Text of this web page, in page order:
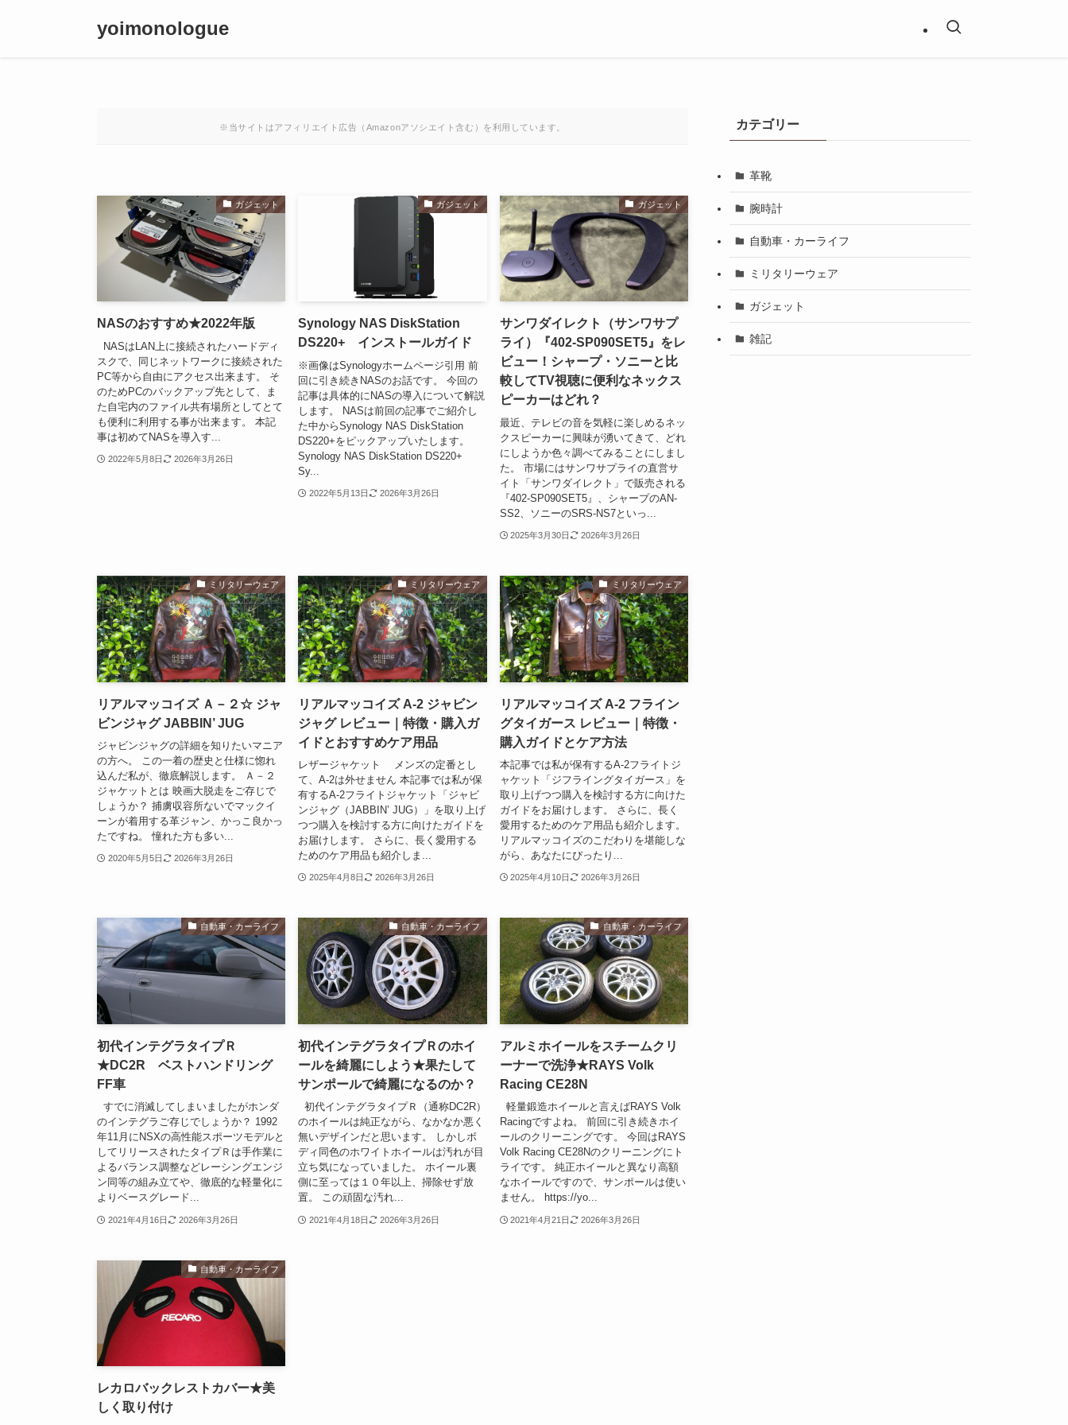
yoimonologue
※当サイトはアフィリエイト広告（Amazonアソシエイト含む）を利用しています。
ガジェット
NASのおすすめ★2022年版
NASはLAN上に接続されたハードディ
スクで、同じネットワークに接続された
PC等から自由にアクセス出来ます。 そ
のためPCのバックアップ先として、ま
た自宅内のファイル共有場所としてとて
も便利に利用する事が出来ます。 本記
事は初めてNASを導入す...
2022年5月8日 2026年3月26日
ガジェット
Synology NAS DiskStation
DS220+ インストールガイド
※画像はSynologyホームページ引用 前
回に引き続きNASのお話です。 今回の
記事は具体的にNASの導入について解説
します。 NASは前回の記事でご紹介し
た中からSynology NAS DiskStation
DS220+をピックアップいたします。
Synology NAS DiskStation DS220+
Sy...
2022年5月13日 2026年3月26日
ガジェット
サンワダイレクト（サンワサプ
ライ）『402-SP090SET5』をレ
ビュー！シャープ・ソニーと比
較してTV視聴に便利なネックス
ピーカーはどれ？
最近、テレビの音を気軽に楽しめるネッ
クスピーカーに興味が湧いてきて、どれ
にしようか色々調べてみることにしまし
た。 市場にはサンワサプライの直営サ
イト「サンワダイレクト」で販売される
『402-SP090SET5』、シャープのAN-
SS2、ソニーのSRS-NS7といっ...
2025年3月30日 2026年3月26日
ミリタリーウェア
リアルマッコイズ Ａ－２☆ ジャ
ビンジャグ JABBIN’ JUG
ジャビンジャグの詳細を知りたいマニア
の方へ。 この一着の歴史と仕様に惚れ
込んだ私が、徹底解説します。 Ａ－２
ジャケットとは 映画大脱走をご存じで
しょうか？ 捕虜収容所ないでマックイ
ーンが着用する革ジャン、かっこ良かっ
たですね。 憧れた方も多い...
2020年5月5日 2026年3月26日
ミリタリーウェア
リアルマッコイズ A-2 ジャビン
ジャグ レビュー｜特徴・購入ガ
イドとおすすめケア用品
レザージャケット メンズの定番とし
て、A-2は外せません 本記事では私が保
有するA-2フライトジャケット「ジャビ
ンジャグ（JABBIN’ JUG）」を取り上げ
つつ購入を検討する方に向けたガイドを
お届けします。 さらに、長く愛用する
ためのケア用品も紹介しま...
2025年4月8日 2026年3月26日
ミリタリーウェア
リアルマッコイズ A-2 フライン
グタイガース レビュー｜特徴・
購入ガイドとケア方法
本記事では私が保有するA-2フライトジ
ャケット「ジフライングタイガース」を
取り上げつつ購入を検討する方に向けた
ガイドをお届けします。 さらに、長く
愛用するためのケア用品も紹介します。
リアルマッコイズのこだわりを堪能しな
がら、あなたにぴったり...
2025年4月10日 2026年3月26日
自動車・カーライフ
初代インテグラタイプＲ
★DC2R ベストハンドリング
FF車
すでに消滅してしまいましたがホンダ
のインテグラご存じでしょうか？ 1992
年11月にNSXの高性能スポーツモデルと
してリリースされたタイプＲは手作業に
よるバランス調整などレーシングエンジ
ン同等の組み立てや、徹底的な軽量化に
よりベースグレード...
2021年4月16日 2026年3月26日
自動車・カーライフ
初代インテグラタイプＲのホイ
ールを綺麗にしよう★果たして
サンポールで綺麗になるのか？
初代インテグラタイプＲ（通称DC2R）
のホイールは純正ながら、なかなか悪く
無いデザインだと思います。 しかしボ
ディ同色のホワイトホイールは汚れが目
立ち気になっていました。 ホイール裏
側に至っては１０年以上、掃除せず放
置。 この頑固な汚れ...
2021年4月18日 2026年3月26日
自動車・カーライフ
アルミホイールをスチームクリ
ーナーで洗浄★RAYS Volk
Racing CE28N
軽量鍛造ホイールと言えばRAYS Volk
Racingですよね。 前回に引き続きホイ
ールのクリーニングです。 今回はRAYS
Volk Racing CE28Nのクリーニングにト
ライです。 純正ホイールと異なり高額
なホイールですので、サンポールは使い
ません。 https://yo...
2021年4月21日 2026年3月26日
自動車・カーライフ
レカロバックレストカバー★美
しく取り付け
カテゴリー
革靴
腕時計
自動車・カーライフ
ミリタリーウェア
ガジェット
雑記